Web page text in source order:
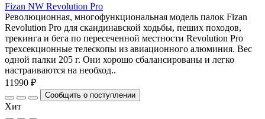
Fizan NW Revolution Pro
Революционная, многофункциональная модель палок Fizan
Revolution Pro для скандинавской ходьбы, пеших походов,
трекинга и бега по пересеченной местности Revolution Pro
трехсекционные телескопы из авиационного алюминия. Вес
одной палки 205 г. Они хорошо сбалансированы и легко
настраиваются на необход..
11990 ₽
Сообщить о поступлении
Хит